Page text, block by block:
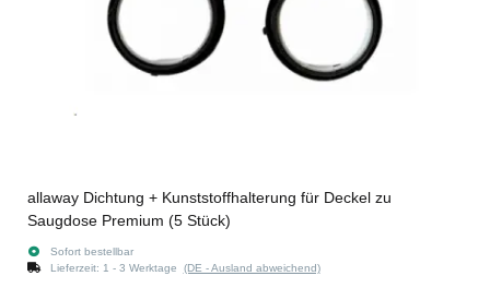
allaway Dichtung + Kunststoffhalterung für Deckel zu
Saugdose Premium (5 Stück)
Sofort bestellbar
Lieferzeit: 1 - 3 Werktage (DE - Ausland abweichend)